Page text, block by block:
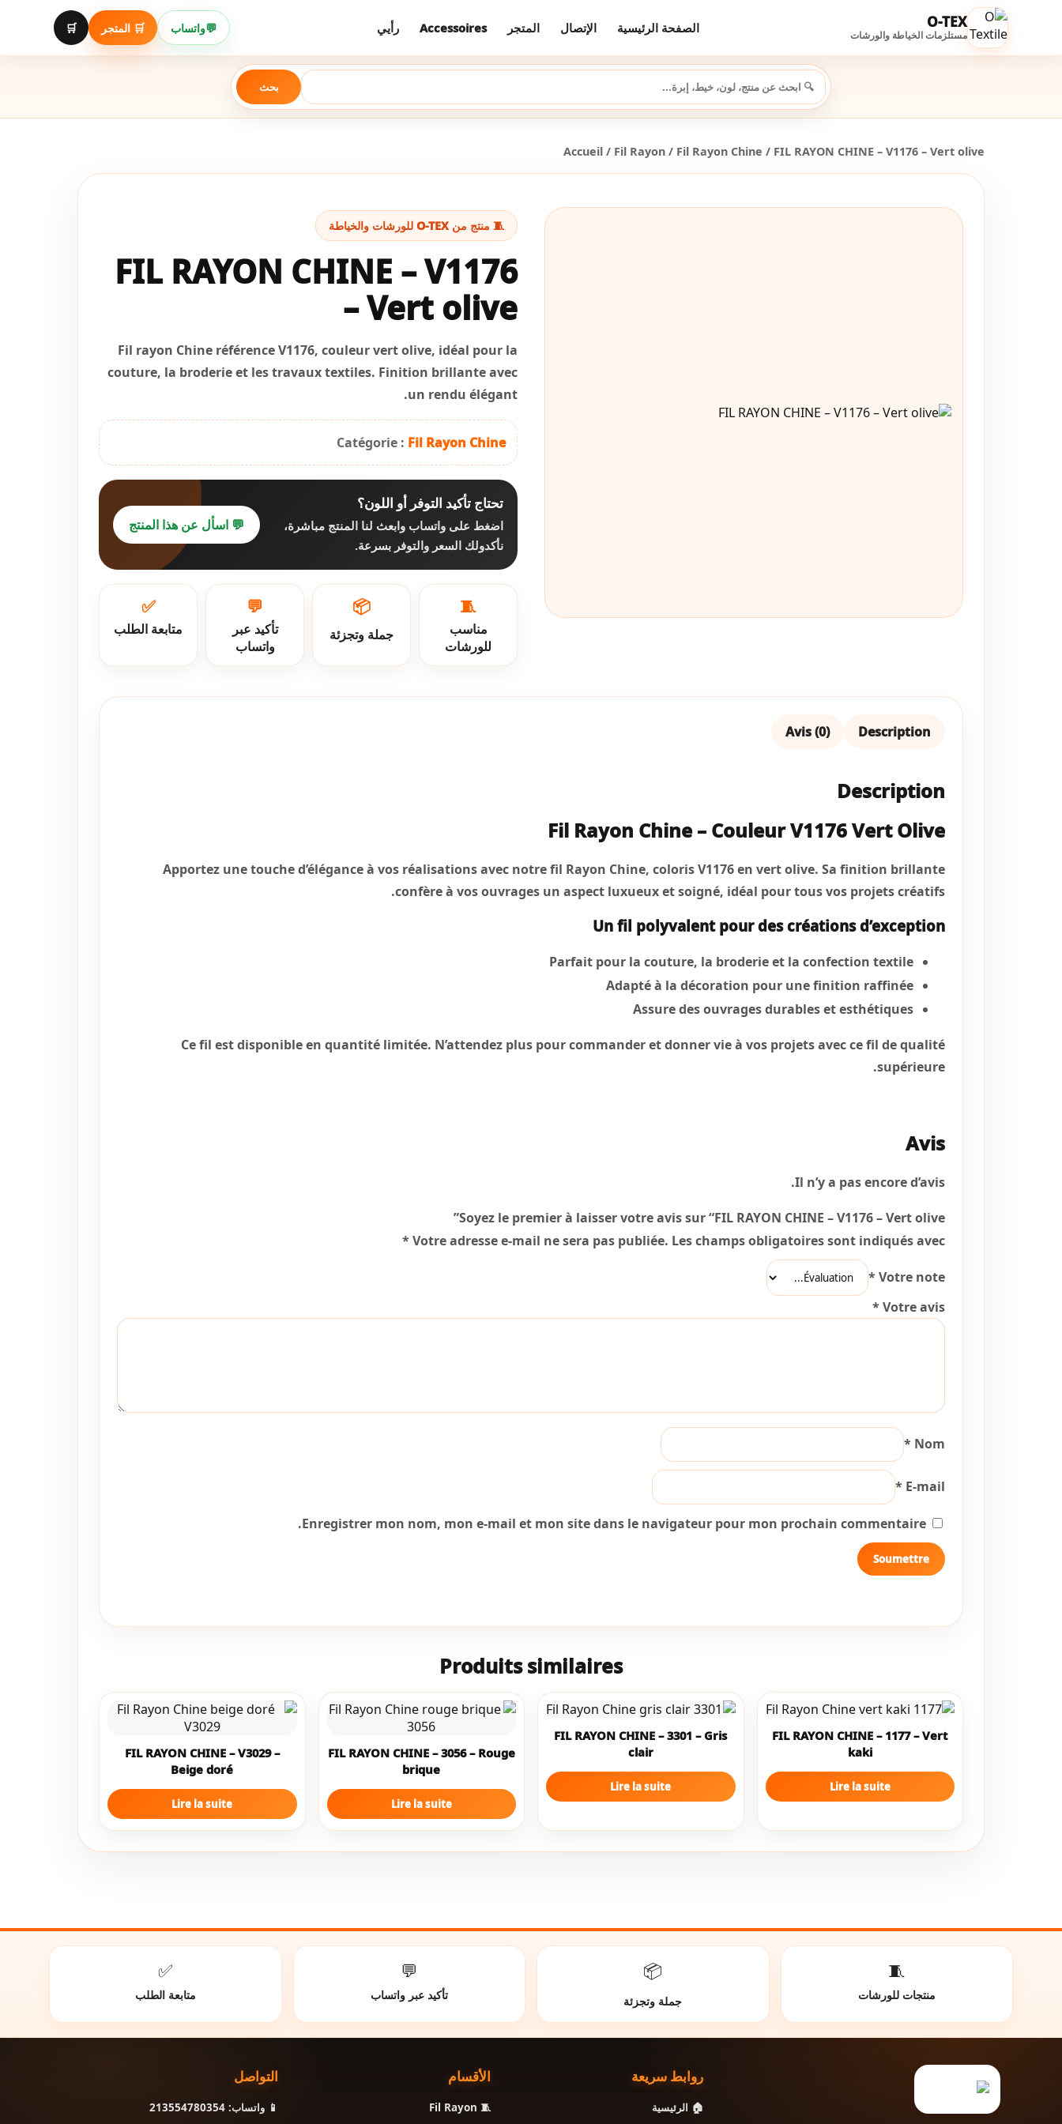
O-TEX
مستلزمات الخياطة والورشات الصفحة الرئيسية الإتصال المتجر Accessoires رأيي 💬واتساب 🛒 المتجر 🛒
بحث
Accueil / Fil Rayon / Fil Rayon Chine / FIL RAYON CHINE – V1176 – Vert olive
🧵 منتج من O-TEX للورشات والخياطة
FIL RAYON CHINE – V1176
– Vert olive
Fil rayon Chine référence V1176, couleur vert olive, idéal pour la
couture, la broderie et les travaux textiles. Finition brillante avec
un rendu élégant.
Catégorie : Fil Rayon Chine
تحتاج تأكيد التوفر أو اللون؟
اضغط على واتساب وابعث لنا المنتج مباشرة،
نأكدولك السعر والتوفر بسرعة.
💬 اسأل عن هذا المنتج
🧵
مناسب
للورشات
📦
جملة وتجزئة
💬
تأكيد عبر
واتساب
✅
متابعة الطلب
Description
Avis (0)
Description
Fil Rayon Chine – Couleur V1176 Vert Olive
Apportez une touche d’élégance à vos réalisations avec notre fil Rayon Chine, coloris V1176 en vert olive. Sa finition brillante
confère à vos ouvrages un aspect luxueux et soigné, idéal pour tous vos projets créatifs.
Un fil polyvalent pour des créations d’exception
Parfait pour la couture, la broderie et la confection textile
Adapté à la décoration pour une finition raffinée
Assure des ouvrages durables et esthétiques
Ce fil est disponible en quantité limitée. N’attendez plus pour commander et donner vie à vos projets avec ce fil de qualité
supérieure.
Avis
Il n’y a pas encore d’avis.
Soyez le premier à laisser votre avis sur “FIL RAYON CHINE – V1176 – Vert olive”
Votre adresse e-mail ne sera pas publiée. Les champs obligatoires sont indiqués avec
*
Votre note
*
Votre avis
*
Nom
*
E-mail
*
Enregistrer mon nom, mon e-mail et mon site dans le navigateur pour mon prochain commentaire.
Produits similaires
FIL RAYON CHINE – 1177 – Vert
kaki
Lire la suite
FIL RAYON CHINE – 3301 – Gris
clair
Lire la suite
FIL RAYON CHINE – 3056 – Rouge
brique
Lire la suite
FIL RAYON CHINE – V3029 –
Beige doré
Lire la suite
🧵
منتجات للورشات
📦
جملة وتجزئة
💬
تأكيد عبر واتساب
✅
متابعة الطلب
روابط سريعة
🏠 الرئيسية
الأقسام
🧵 Fil Rayon
التواصل
📱 واتساب: 213554780354